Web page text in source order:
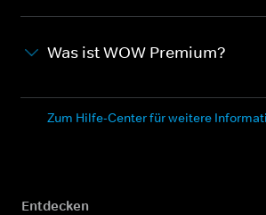
Was ist WOW Premium?
Zum Hilfe-Center für weitere
Entdecken